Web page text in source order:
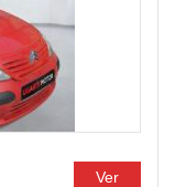
Ver